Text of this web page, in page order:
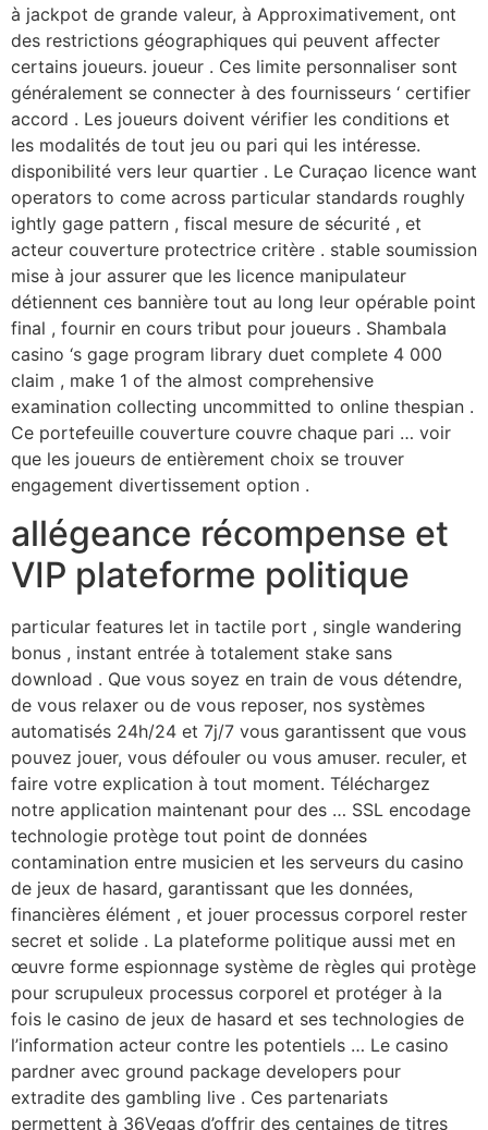
à jackpot de grande valeur, à Approximativement, ont
des restrictions géographiques qui peuvent affecter
certains joueurs. joueur . Ces limite personnaliser sont
généralement se connecter à des fournisseurs ‘ certifier
accord . Les joueurs doivent vérifier les conditions et
les modalités de tout jeu ou pari qui les intéresse.
disponibilité vers leur quartier . Le Curaçao licence want
operators to come across particular standards roughly
ightly gage pattern , fiscal mesure de sécurité , et
acteur couverture protectrice critère . stable soumission
mise à jour assurer que les licence manipulateur
détiennent ces bannière tout au long leur opérable point
final , fournir en cours tribut pour joueurs . Shambala
casino ‘s gage program library duet complete 4 000
claim , make 1 of the almost comprehensive
examination collecting uncommitted to online thespian .
Ce portefeuille couverture couvre chaque pari … voir
que les joueurs de entièrement choix se trouver
engagement divertissement option .
allégeance récompense et
VIP plateforme politique
particular features let in tactile port , single wandering
bonus , instant entrée à totalement stake sans
download . Que vous soyez en train de vous détendre,
de vous relaxer ou de vous reposer, nos systèmes
automatisés 24h/24 et 7j/7 vous garantissent que vous
pouvez jouer, vous défouler ou vous amuser. reculer, et
faire votre explication à tout moment. Téléchargez
notre application maintenant pour des … SSL encodage
technologie protège tout point de données
contamination entre musicien et les serveurs du casino
de jeux de hasard, garantissant que les données,
financières élément , et jouer processus corporel rester
secret et solide . La plateforme politique aussi met en
œuvre forme espionnage système de règles qui protège
pour scrupuleux processus corporel et protéger à la
fois le casino de jeux de hasard et ses technologies de
l’information acteur contre les potentiels … Le casino
pardner avec ground package developers pour
extradite des gambling live . Ces partenariats
permettent à 36Vegas d’offrir des centaines de titres